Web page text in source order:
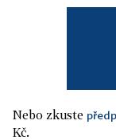
Nebo zkuste
Kč.